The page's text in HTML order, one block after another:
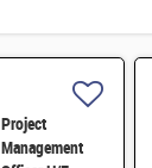
Project
Management